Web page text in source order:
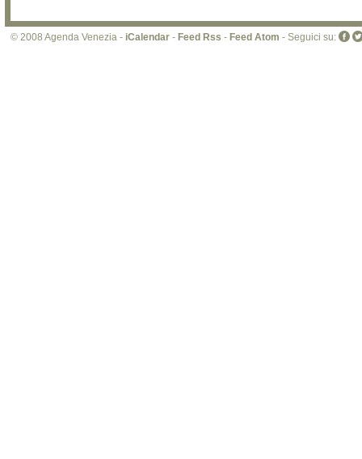
© 2008 Agenda Venezia - iCalendar - Feed Rss - Feed Atom - Seguici su: